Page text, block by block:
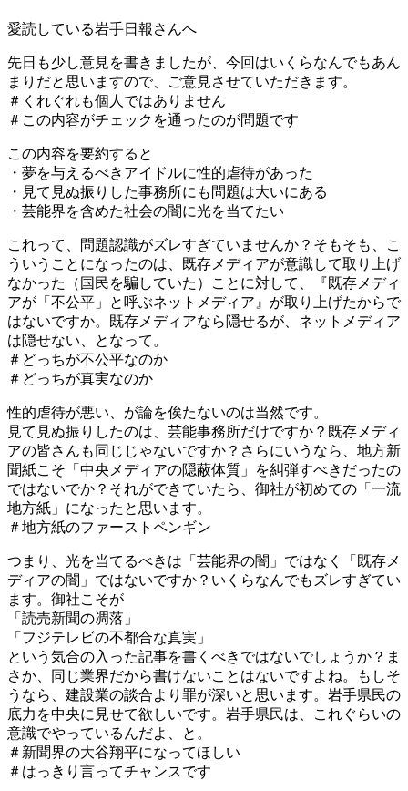
愛読している岩手日報さんへ
先日も少し意見を書きましたが、今回はいくらなんでもあん
まりだと思いますので、ご意見させていただきます。
＃くれぐれも個人ではありません
＃この内容がチェックを通ったのが問題です
この内容を要約すると
・夢を与えるべきアイドルに性的虐待があった
・見て見ぬ振りした事務所にも問題は大いにある
・芸能界を含めた社会の闇に光を当てたい
これって、問題認識がズレすぎていませんか？そもそも、こ
ういうことになったのは、既存メディアが意識して取り上げ
なかった（国民を騙していた）ことに対して、『既存メディ
アが「不公平」と呼ぶネットメディア』が取り上げたからで
はないですか。既存メディアなら隠せるが、ネットメディア
は隠せない、となって。
＃どっちが不公平なのか
＃どっちが真実なのか
性的虐待が悪い、が論を俟たないのは当然です。
見て見ぬ振りしたのは、芸能事務所だけですか？既存メディ
アの皆さんも同じじゃないですか？さらにいうなら、地方新
聞紙こそ「中央メディアの隠蔽体質」を糾弾すべきだったの
ではないでか？それができていたら、御社が初めての「一流
地方紙」になったと思います。
＃地方紙のファーストペンギン
つまり、光を当てるべきは「芸能界の闇」ではなく「既存メ
ディアの闇」ではないですか？いくらなんでもズレすぎてい
ます。御社こそが
「読売新聞の凋落」
「フジテレビの不都合な真実」
という気合の入った記事を書くべきではないでしょうか？ま
さか、同じ業界だから書けないことはないですよね。もしそ
うなら、建設業の談合より罪が深いと思います。岩手県民の
底力を中央に見せて欲しいです。岩手県民は、これぐらいの
意識でやっているんだよ、と。
＃新聞界の大谷翔平になってほしい
＃はっきり言ってチャンスです